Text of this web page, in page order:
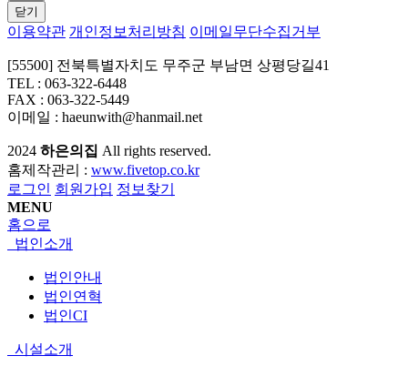
닫기
이용약관 개인정보처리방침 이메일무단수집거부
[55500] 전북특별자치도 무주군 부남면 상평당길41
TEL : 063-322-6448
FAX : 063-322-5449
이메일 : haeunwith@hanmail.net
2024 하은의집 All rights reserved.
홈제작관리 : www.fivetop.co.kr
로그인 회원가입 정보찾기
MENU
홈으로
법인소개
법인안내
법인연혁
법인CI
시설소개